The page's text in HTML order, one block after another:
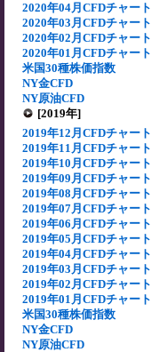
2020年04月CFDチャート
2020年03月CFDチャート
2020年02月CFDチャート
2020年01月CFDチャート
米国30種株価指数
NY金CFD
NY原油CFD
[2019年]
2019年12月CFDチャート
2019年11月CFDチャート
2019年10月CFDチャート
2019年09月CFDチャート
2019年08月CFDチャート
2019年07月CFDチャート
2019年06月CFDチャート
2019年05月CFDチャート
2019年04月CFDチャート
2019年03月CFDチャート
2019年02月CFDチャート
2019年01月CFDチャート
米国30種株価指数
NY金CFD
NY原油CFD